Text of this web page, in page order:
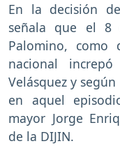
En la decisión
señala que el 8
Palomino, como
nacional
Velásquez y
en aquel
mayor Jorge
de la DIJIN.